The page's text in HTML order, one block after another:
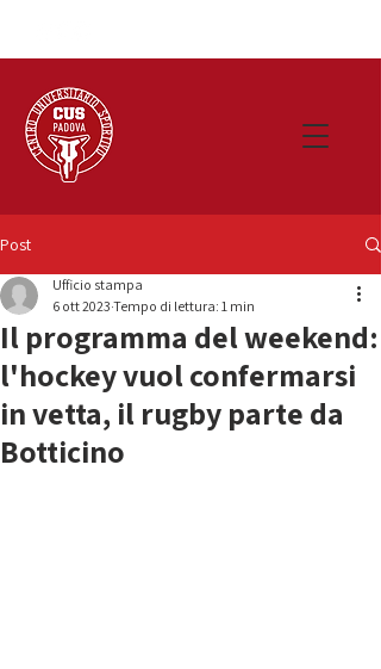
Post
Il programma del weekend:
l'hockey vuol confermarsi
in vetta, il rugby parte da
Botticino
Ufficio stampa
6 ott 2023 Tempo di lettura: 1 min